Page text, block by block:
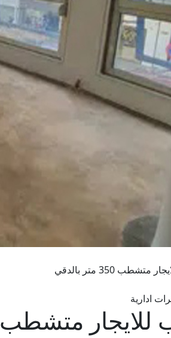
ادارية
متشطب 350 متر بالدقي